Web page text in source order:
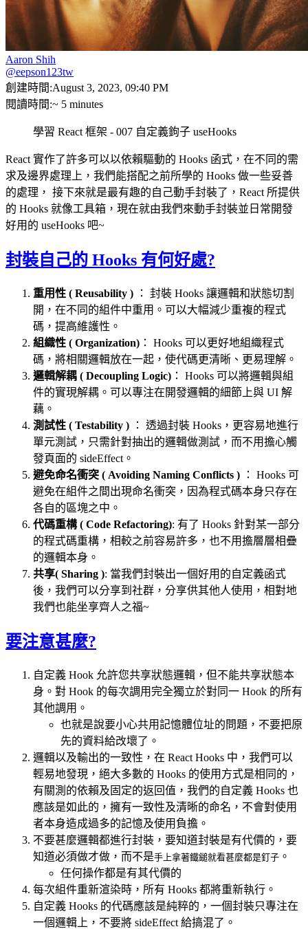
Aaron Shih
@eepson123tw
創建時間:August 3, 2023, 09:40 PM
閱讀時間:~ 5 minutes
學習 React 框架 - 007 自定義鉤子 useHooks
React 實作了許多可以以依賴驅動的 Hooks 函式，在不同的需
求及邊界處理上，我們能搭配之前所學的 Hooks 做一些妥善
的處理， 接下來就是最有趣的自己動手封裝了，React 所提供
的 Hooks 就像工具箱，現在就由我們來動手封裝並日常開發
好用的 useHooks 吧~
封裝自己的 Hooks 有何好處?
重用性 ( Reusability ) ： 封裝 Hooks 讓邏輯和狀態切割
開，在不同的組件中重用。可以大幅減少重複的程式
碼，提高維護性。
組織性 ( Organization) ： Hooks 可以更好地組織程式
碼，將相關邏輯放在一起，使代碼更清晰、更易理解。
邏輯解耦 ( Decoupling Logic) ： Hooks 可以將邏輯與組
件的實現解耦。可以專注在開發邏輯的細節上與 UI 解
藕。
測試性 ( Testability ) ： 透過封裝 Hooks，更容易地進行
單元測試，只需針對抽出的邏輯做測試，而不用擔心觸
發頁面的 sideEffect。
避免命名衝突 ( Avoiding Naming Conflicts ) ： Hooks 可
避免在組件之間出現命名衝突，因為程式碼本身只存在
各自的區塊之中。
代碼重構 ( Code Refactoring): 有了 Hooks 針對某一部分
的程式碼重構，相較之前容易許多，也不用擔層層相疊
的邏輯本身。
共享( Sharing ): 當我們封裝出一個好用的自定義函式
後，我們可以分享到社群，分享供其他人使用，相對地
我們也能坐享齊人之福~
要注意甚麼?
自定義 Hook 允許您共享狀態邏輯，但不能共享狀態本
身。對 Hook 的每次調用完全獨立於對同一 Hook 的所有
其他調用。
也就是說要小心共用記憶體位址的問題，不要把原
先的資料給改壞了。
邏輯以及輸出的一致性，在 React Hooks 中，我們可以
輕易地發現，絕大多數的 Hooks 的使用方式是相同的，
有關測的依賴及固定的返回值，我們的自定義 Hooks 也
應該是如此的，擁有一致性及清晰的命名，不會對使用
者本身造成過多的記憶及使用負擔。
不要甚麼邏輯都進行封裝，要知道封裝是有代價的，要
知道必須做才做，而不是手上拿著鐵鎚就看甚麼都是釘子 。
任何操作都是有其代價的
每次組件重新渲染時，所有 Hooks 都將重新執行。
自定義 Hooks 的代碼應該是純粹的，一個封裝只專注在
一個邏輯上，不要將 sideEffect 給搞混了。